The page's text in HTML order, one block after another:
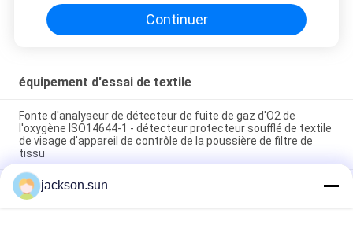
Continuer
équipement d'essai de textile
Fonte d'analyseur de détecteur de fuite de gaz d'O2 de
l'oxygène ISO14644-1 - détecteur protecteur soufflé de textile
de visage d'appareil de contrôle de la poussière de filtre de
tissu
Appareil de contrôle de résistance d'ébarbage d'équipement
d'essai de textile d'ASTM D5362/fauteuil poire de tissu
215mmx115mm
jackson.sun